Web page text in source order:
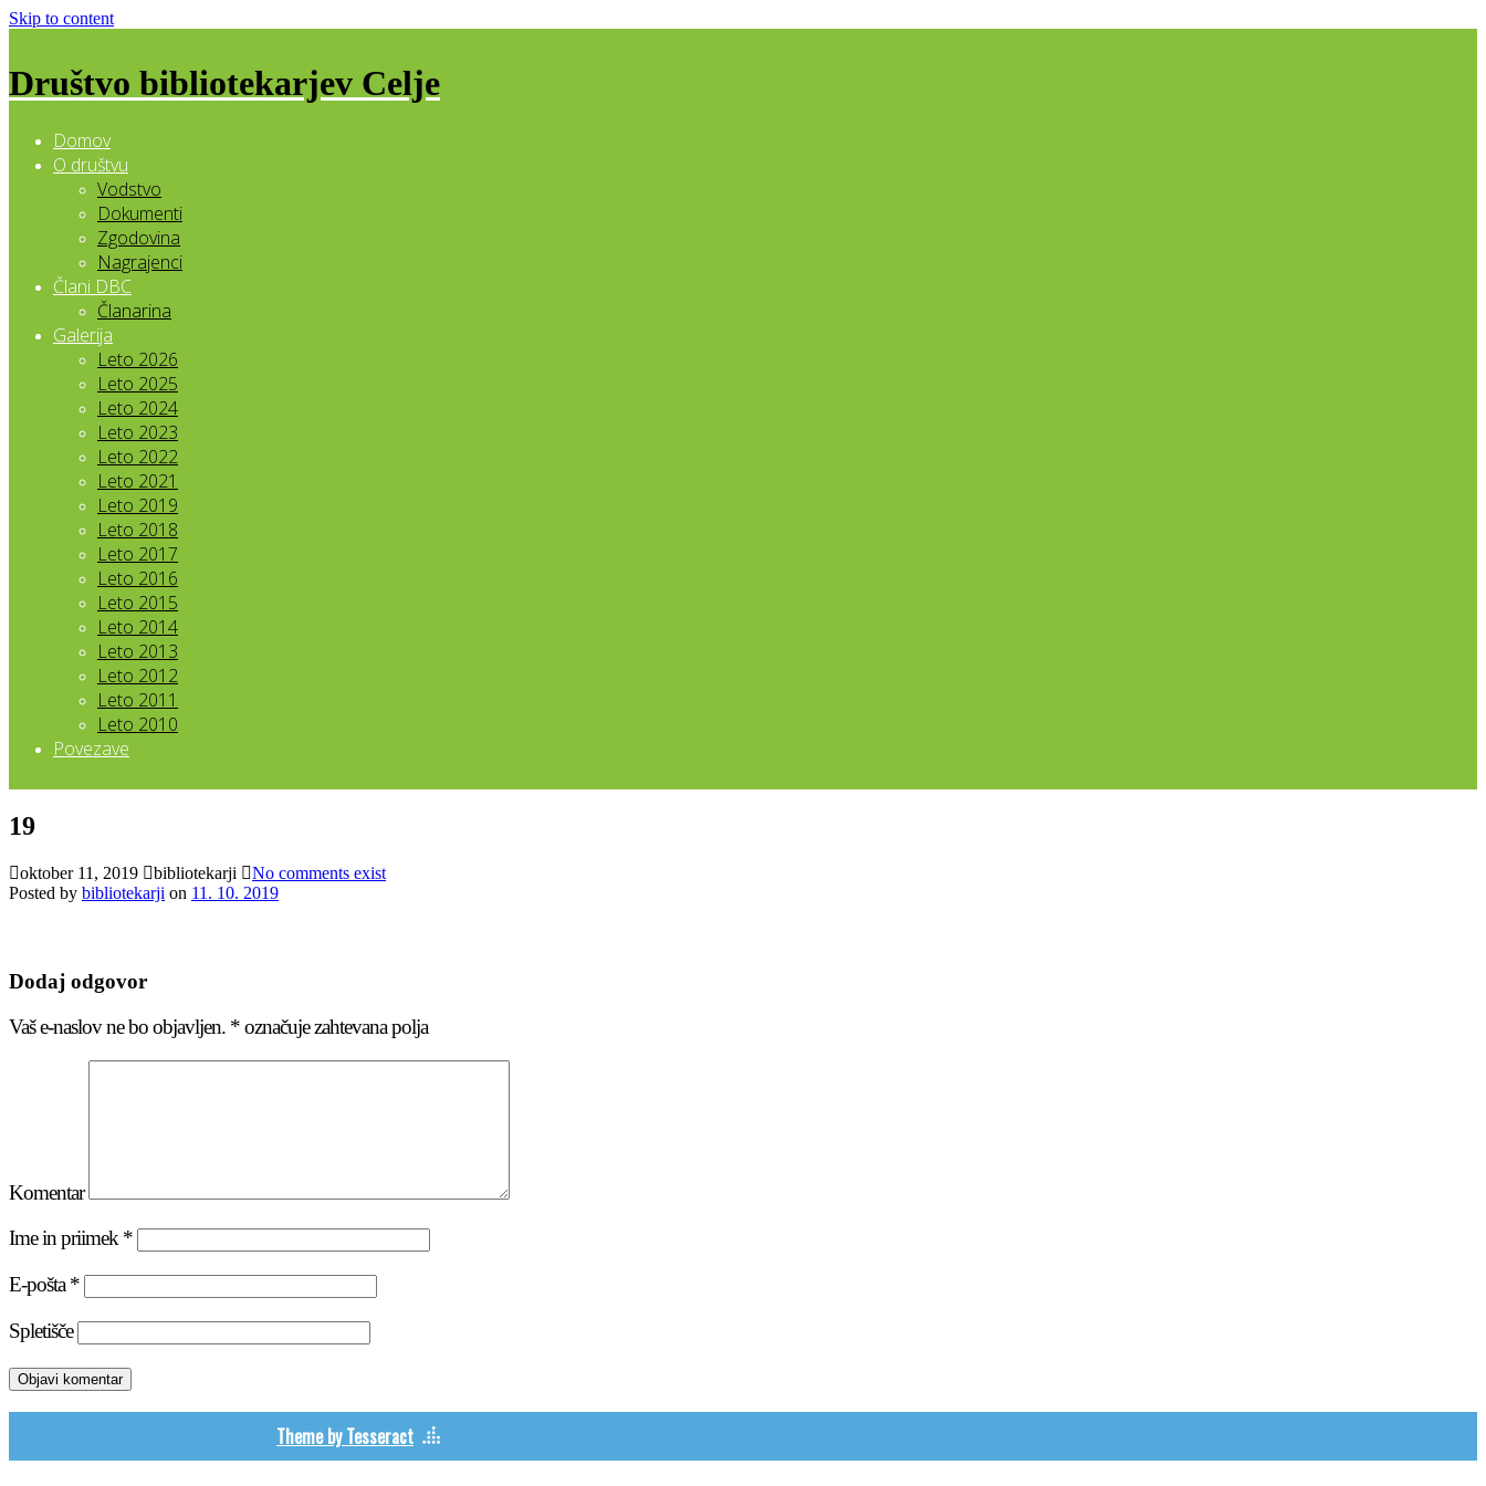
Skip to content
Društvo bibliotekarjev Celje
Domov
O društvu
Vodstvo
Dokumenti
Zgodovina
Nagrajenci
Člani DBC
Članarina
Galerija
Leto 2026
Leto 2025
Leto 2024
Leto 2023
Leto 2022
Leto 2021
Leto 2019
Leto 2018
Leto 2017
Leto 2016
Leto 2015
Leto 2014
Leto 2013
Leto 2012
Leto 2011
Leto 2010
Povezave
19
oktober 11, 2019 bibliotekarji
No comments exist
Posted by bibliotekarji on 11. 10. 2019
Dodaj odgovor
Vaš e-naslov ne bo objavljen. *označuje zahtevana polja
Komentar
Ime in priimek *
E-pošta*
Spletišče
Theme by Tesseract